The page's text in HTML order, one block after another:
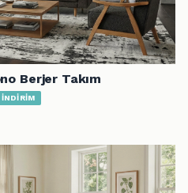
Berjer Takım